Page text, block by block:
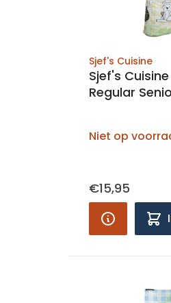
Sjef's Cuisine
Sjef's
Regular
Niet op
€15,95